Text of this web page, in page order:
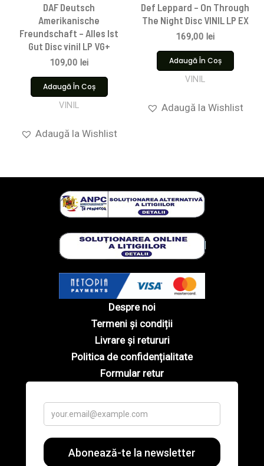
DAF Deutsch
Amerikanische
Freundschaft – Alles Ist
Gut Disc vinil LP VG+
109,00 lei
Adaugă În Coș
VINIL
Adaugă la Wishlist
Def Leppard – On Through
The Night Disc VINIL LP EX
169,00 lei
Adaugă În Coș
VINIL
Adaugă la Wishlist
Despre noi
Termeni și condiții
Livrare și retururi
Politica de confidențialitate
Formular retur